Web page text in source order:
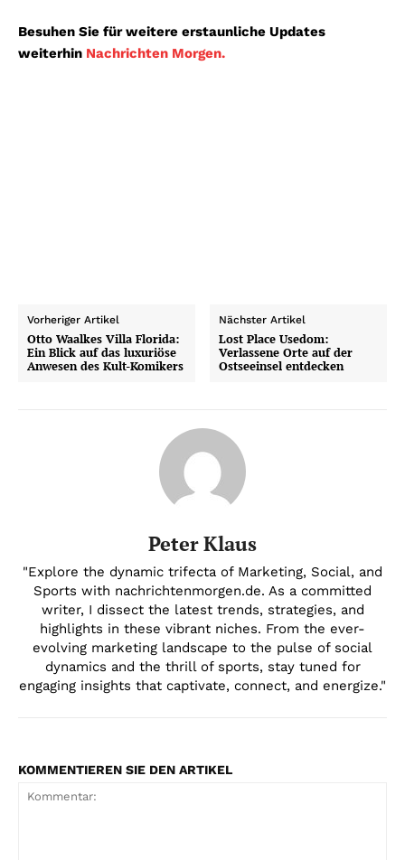
Besuhen Sie für weitere erstaunliche Updates
weiterhin Nachrichten Morgen.
Vorheriger Artikel
Otto Waalkes Villa Florida:
Ein Blick auf das luxuriöse
Anwesen des Kult-Komikers
Nächster Artikel
Lost Place Usedom:
Verlassene Orte auf der
Ostseeinsel entdecken
Peter Klaus
"Explore the dynamic trifecta of Marketing, Social, and
Sports with nachrichtenmorgen.de. As a committed
writer, I dissect the latest trends, strategies, and
highlights in these vibrant niches. From the ever-
evolving marketing landscape to the pulse of social
dynamics and the thrill of sports, stay tuned for
engaging insights that captivate, connect, and energize."
KOMMENTIEREN SIE DEN ARTIKEL